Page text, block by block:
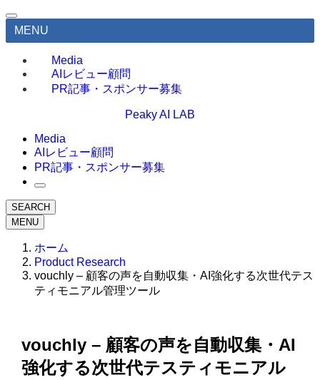
MENU
Media
AIレビュー顧問
PR記事・スポンサー募集
Peaky AI LAB
Media
AIレビュー顧問
PR記事・スポンサー募集
SEARCH
MENU
ホーム
Product Research
vouchly – 顧客の声を自動収集・AI強化する次世代テス
ティモニアル管理ツール
vouchly – 顧客の声を自動収集・AI
強化する次世代テスティモニアル